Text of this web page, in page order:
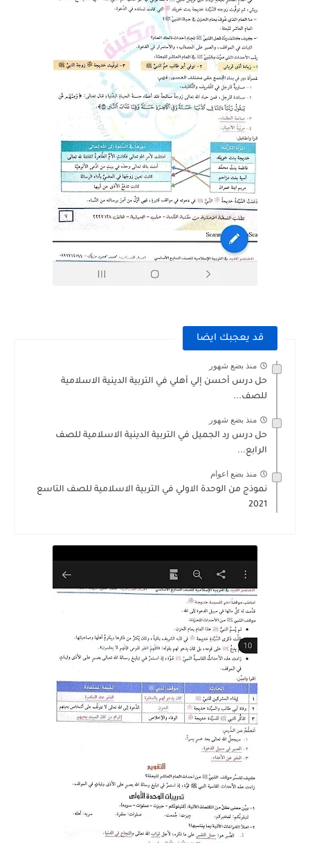
قد يعجبك ايضا
منذ بضع شهور
حل درس أحسن إلي أهلي في التربية الدينية الاسلامية
للصف...
منذ بضع شهور
حل درس رد الجميل في التربية الدينية الاسلامية للصف
الرابع...
منذ بضع اعوام
نموذج من الوحدة الاولي في التربية الاسلامية للصف التاسع
2021